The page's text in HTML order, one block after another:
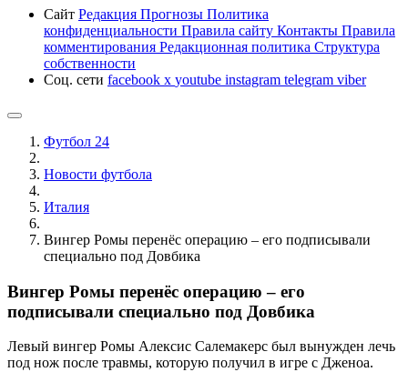
Сайт Редакция Прогнозы Политика
конфиденциальности Правила сайту Контакты Правила
комментирования Редакционная политика Структура
собственности
Соц. сети facebook x youtube instagram telegram viber
Футбол 24
Новости футбола
Италия
Вингер Ромы перенёс операцию – его подписывали
специально под Довбика
Вингер Ромы перенёс операцию – его
подписывали специально под Довбика
Левый вингер Ромы Алексис Салемакерс был вынужден лечь
под нож после травмы, которую получил в игре с Дженоа.